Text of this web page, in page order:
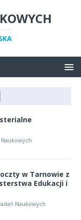
Naukowych
w Tarnowie z
Edukacji i
Naukowych